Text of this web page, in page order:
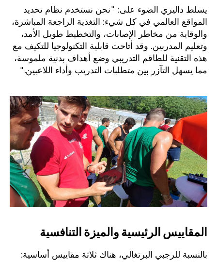
يسلط داليري الضوء على: "نحن نستخدم نظام تحديد
المواقع العالمي في كل شيء: التغذية الراجعة المباشرة،
والوقاية من مخاطر الإصابات، والتخطيط طويل الأمد،
وتعليم المدربين. وقد أتاحت قابلية التكنولوجيا للتكيف مع
هذه التقنية للطاقم التدريبي وضع أهداف بدنية ملموسة،
مما يسهل التآزر بين متطلبات التدريب وأداء اللاعبين."
المقاييس الرئيسية والميزة التنافسية
بالنسبة للرجبي البرتغالي، هناك ثلاثة مقاييس أساسية: